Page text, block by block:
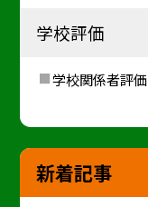
学校評価
学校関係者評価
新着記事